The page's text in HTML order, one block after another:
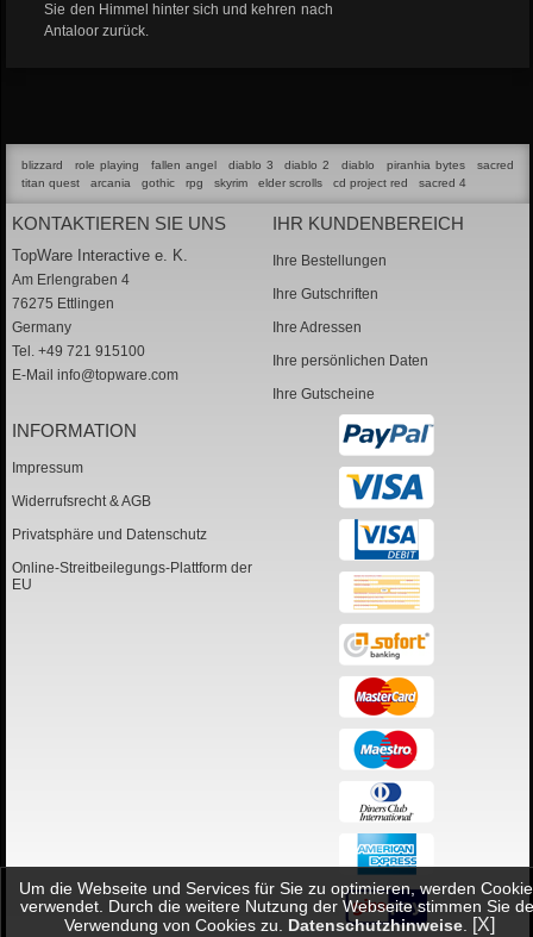
Sie den Himmel hinter sich und kehren nach
Antaloor zurück.
blizzard role playing fallen angel diablo 3 diablo 2 diablo piranhia bytes
sacred
titan quest
arcania gothic rpg skyrim elder scrolls cd project red sacred 4
KONTAKTIEREN SIE UNS
TopWare Interactive e. K.
Am Erlengraben 4
76275 Ettlingen
Germany
Tel. +49 721 915100
E-Mail info@topware.com
IHR KUNDENBEREICH
Ihre Bestellungen
Ihre Gutschriften
Ihre Adressen
Ihre persönlichen Daten
Ihre Gutscheine
INFORMATION
Impressum
Widerrufsrecht & AGB
Privatsphäre und Datenschutz
Online-Streitbeilegungs-Plattform der
EU
Um die Webseite und Services für Sie zu optimieren, werden
verwendet. Durch die weitere Nutzung der Webseite stimmen Sie
Verwendung von Cookies zu. Datenschutzhinweise [X]